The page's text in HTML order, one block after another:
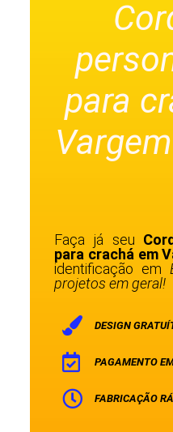
para
Faça já seu
para crachá em
identificação em
projetos em geral!
DESIGN
PAGAMENTO
FABRICAÇÃO